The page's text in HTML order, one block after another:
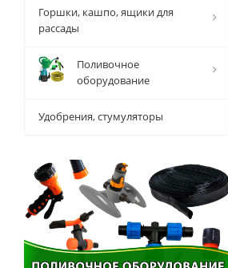
Горшки, кашпо, ящики для
рассады
Поливочное
оборудование
Удобрения, стумуляторы